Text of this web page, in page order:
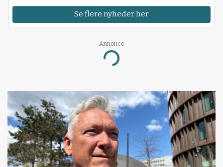
Se flere nyheder her
Annonce
Loading...